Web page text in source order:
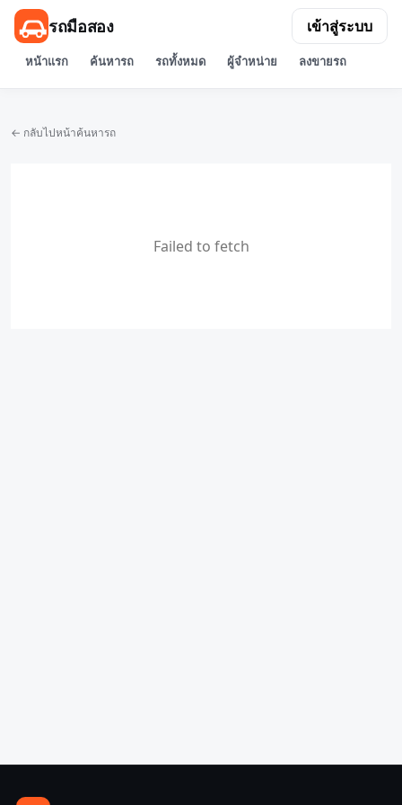
รถมือสอง
หน้าแรก ค้นหารถ รถทั้งหมด ผู้จำหน่าย ลงขายรถ
เข้าสู่ระบบ
← กลับไปหน้าค้นหารถ
Failed to fetch